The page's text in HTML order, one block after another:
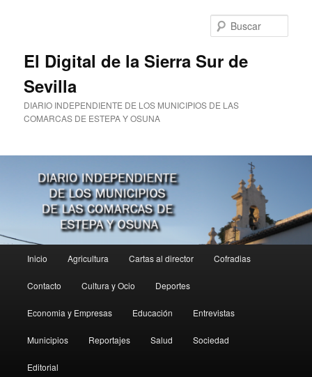
El Digital de la Sierra Sur de
Sevilla
DIARIO INDEPENDIENTE DE LOS MUNICIPIOS DE LAS
COMARCAS DE ESTEPA Y OSUNA
principal
Inicio Agricultura Cartas al director Cofradias
Contacto Cultura y Ocio Deportes
Economia y Empresas Educación Entrevistas
Municipios Reportajes Salud Sociedad
Editorial